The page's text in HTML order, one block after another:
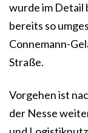
wurde im Detail
bereits so
Connemann-
Straße.
Vorgehen ist
der Nesse